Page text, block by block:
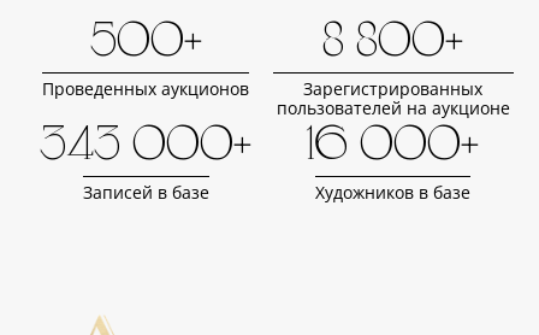
500+
Проведенных аукционов
8 800+
Зарегистрированных
пользователей на аукционе
343 000+
Записей в базе
16 000+
Художников в базе